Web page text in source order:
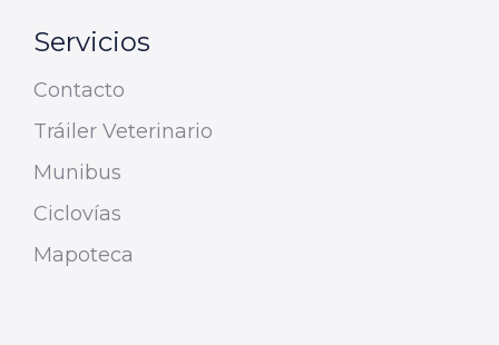
Servicios
Contacto
Tráiler Veterinario
Munibus
Ciclovías
Mapoteca